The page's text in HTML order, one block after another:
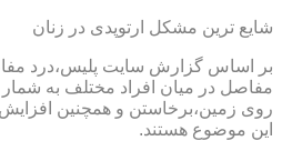
شایع ترین مشکل ارتوپدی در زنان
بر اساس گزارش سایت پلیس،درد
مفاصل در میان افراد مختلف به
روی زمین،برخاستن و همچنین افزایش
این موضوع هستند.